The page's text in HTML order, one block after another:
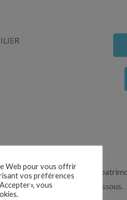
un gestionnaire de
cliquant sur le bouton ci-dessous.
Web pour vous offrir
vos préférences
vous